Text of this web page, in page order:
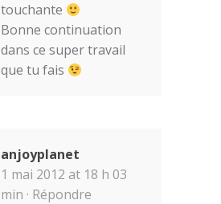
touchante
Bonne continuation
dans ce super travail
que tu fais
anjoyplanet
1 mai 2012 at 18 h 03
min · Répondre